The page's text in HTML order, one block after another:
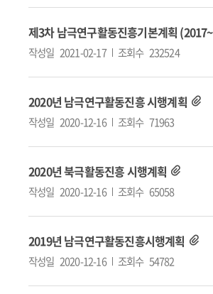
제3차 남극연구활동진흥기본계획
작성일 2021-02-17 조회수 232524
2020년 남극연구활동진흥 시행계획
작성일 2020-12-16 조회수 71963
2020년 북극활동진흥 시행계획
작성일 2020-12-16 조회수 65058
2019년 남극연구활동진흥시행계획
작성일 2020-12-16 조회수 54782